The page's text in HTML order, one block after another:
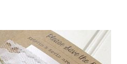
Được
Ưa
Thích